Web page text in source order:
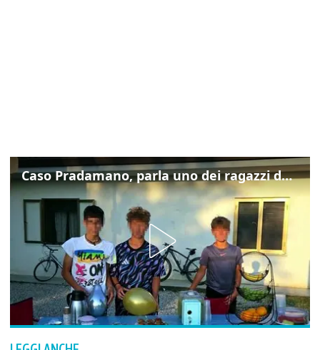
Caso Pradamano, parla uno dei ragazzi denunciati per la limonata: "Volevo anche aiutare i miei"